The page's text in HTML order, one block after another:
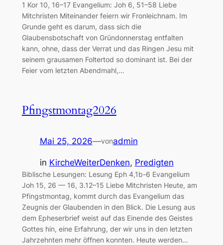
1 Kor 10, 16–17 Evangelium: Joh 6, 51–58 Liebe
Mitchristen Miteinander feiern wir Fronleichnam. Im
Grunde geht es darum, dass sich die
Glaubensbotschaft von Gründonnerstag entfalten
kann, ohne, dass der Verrat und das Ringen Jesu mit
seinem grausamen Foltertod so dominant ist. Bei der
Feier vom letzten Abendmahl,…
Pfingstmontag2026
Mai 25, 2026—vonadmin
in KircheWeiterDenken, Predigten
Biblische Lesungen: Lesung Eph 4,1b-6 Evangelium
Joh 15, 26 — 16, 3.12–15 Liebe Mitchristen Heute, am
Pfingstmontag, kommt durch das Evangelium das
Zeugnis der Glaubenden in den Blick. Die Lesung aus
dem Epheserbrief weist auf das Einende des Geistes
Gottes hin, eine Erfahrung, der wir uns in den letzten
Jahrzehnten mehr öffnen konnten. Heute werden…